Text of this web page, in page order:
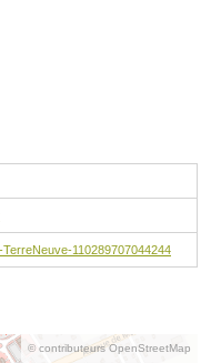
110289707044244
© contributeurs OpenStreetMap